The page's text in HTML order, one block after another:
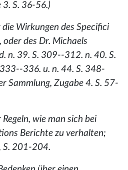
3. S. 36-56.)
Wirkungen des Specifici
des Dr. Michaels
n. 39. S. 309--312. n. 40. S.
336. u. n. 44. S. 348-
Sammlung, Zugabe 4. S. 57-
wie man sich bei
Berichte zu verhalten;
S. 201-204.